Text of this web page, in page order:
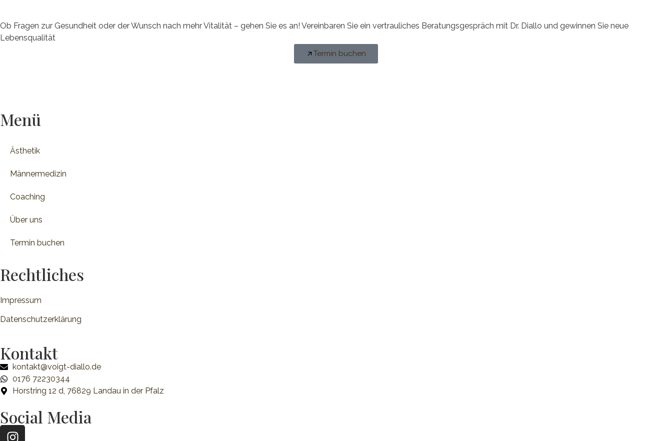
Ob Fragen zur Gesundheit oder der Wunsch nach mehr Vitalität – gehen Sie es an! Vereinbaren Sie ein vertrauliches Beratungsgespräch mit Dr. Diallo und gewinnen Sie neue
Lebensqualität
Termin buchen
Menü
Ästhetik
Männermedizin
Coaching
Über uns
Termin buchen
Rechtliches
Impressum
Datenschutzerklärung
Kontakt
kontakt@voigt-diallo.de
0176 72230344
Horstring 12 d, 76829 Landau in der Pfalz
Social Media